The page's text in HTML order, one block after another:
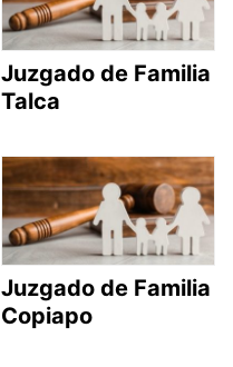
Juzgado de Familia
Talca
Juzgado de Familia
Copiapo